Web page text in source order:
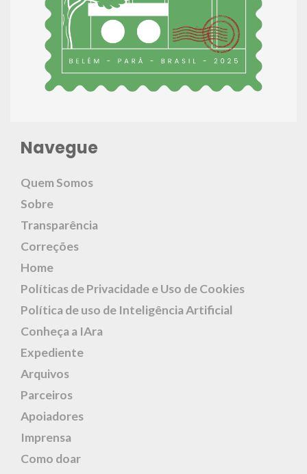
Navegue
Quem Somos
Sobre
Transparência
Correções
Home
Políticas de Privacidade e Uso de Cookies
Política de uso de Inteligência Artificial
Conheça a IAra
Expediente
Arquivos
Parceiros
Apoiadores
Imprensa
Como doar